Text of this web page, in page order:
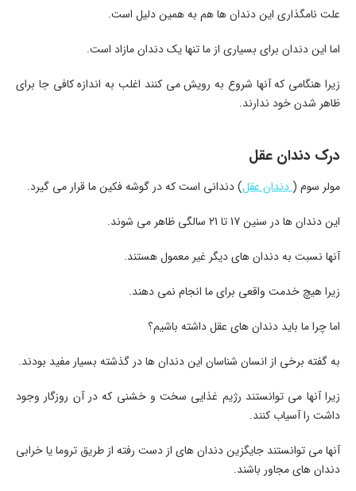
علت نامگذاری این دندان ها هم به همین دلیل است.
اما این دندان برای بسیاری از ما تنها یک دندان مازاد است.
زیرا هنگامی که آنها شروع به رویش می کنند اغلب به اندازه کافی جا برای
ظاهر شدن خود ندارند.
درک دندان عقل
مولر سوم (دندان عقل) دندانی است که در گوشه فکین ما قرار می گیرد.
این دندان ها در سنین 17 تا 21 سالگی ظاهر می شوند.
آنها نسبت به دندان های دیگر غیر معمول هستند.
زیرا هیچ خدمت واقعی برای ما انجام نمی دهند.
اما چرا ما باید دندان های عقل داشته باشیم؟
به گفته برخی از انسان شناسان این دندان ها در گذشته بسیار مفید بودند.
زیرا آنها می توانستند رژیم غذایی سخت و خشنی که در آن روزگار وجود
داشت را آسیاب کنند.
آنها می توانستند جایگزین دندان های از دست رفته از طریق تروما یا خرابی
دندان های مجاور باشند.